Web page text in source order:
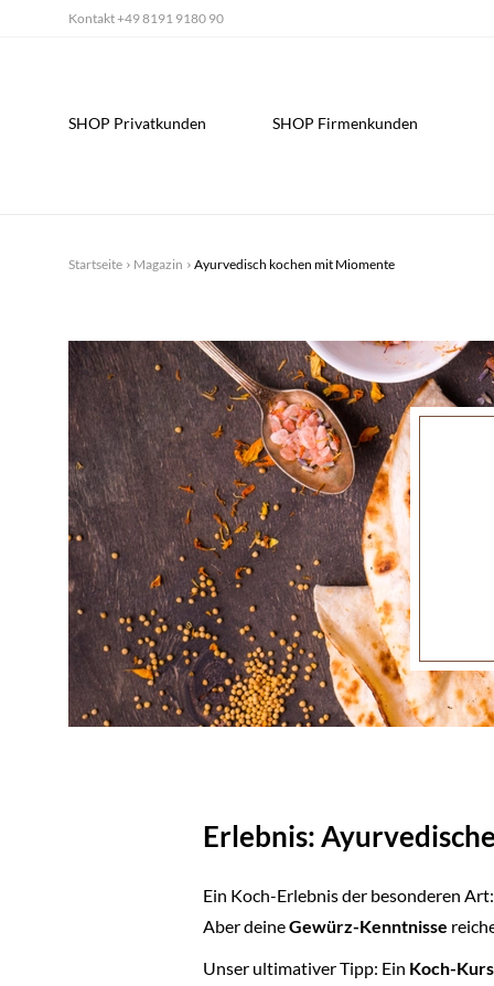
Kontakt+49 8191 9180 90
SHOP Privatkunden SHOP Firmenkunden
Startseite Magazin Ayurvedisch kochen mit Miomente
Erlebnis:
Ein Koch-Erlebnis der besonderen
Aber deineGewürz-Kenntnisse
Unser ultimativer Tipp: Ein Koch-